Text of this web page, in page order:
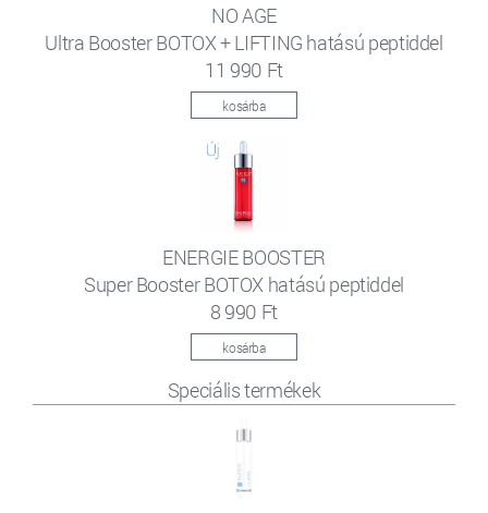
NO AGE
Ultra Booster BOTOX + LIFTING hatású peptiddel
11 990 Ft
kosárba
ENERGIE BOOSTER
Super Booster BOTOX hatású peptiddel
8 990 Ft
kosárba
Speciális termékek